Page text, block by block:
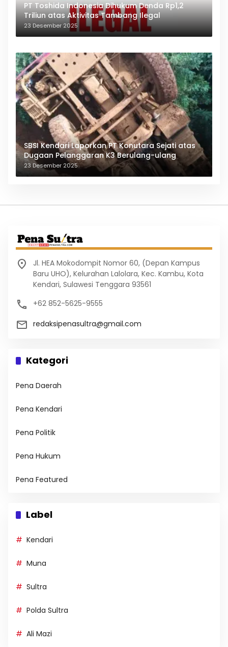
PT Toshida Indonesia Dihukum Denda Rp1,2
Triliun atas Aktivitas Tambang Ilegal
23 Desember 2025
SBSI Kendari Laporkan PT Konutara Sejati atas
Dugaan Pelanggaran K3 Berulang-ulang
23 Desember 2025
Jl. HEA Mokodompit Nomor 60, (Depan Kampus
Baru UHO), Kelurahan Lalolara, Kec. Kambu, Kota
Kendari, Sulawesi Tenggara 93561
+62 852-5625-9555
redaksipenasultra@gmail.com
Kategori
Pena Daerah
Pena Kendari
Pena Politik
Pena Hukum
Pena Featured
Label
Kendari
Muna
Sultra
Polda Sultra
Ali Mazi